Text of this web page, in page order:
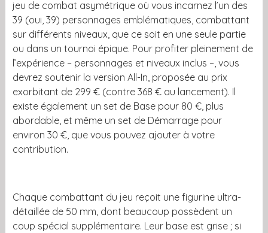
jeu de combat asymétrique où vous incarnez l’un des
39 (oui, 39) personnages emblématiques, combattant
sur différents niveaux, que ce soit en une seule partie
ou dans un tournoi épique. Pour profiter pleinement de
l’expérience – personnages et niveaux inclus –, vous
devrez soutenir la version All-In, proposée au prix
exorbitant de 299 € (contre 368 € au lancement). Il
existe également un set de Base pour 80 €, plus
abordable, et même un set de Démarrage pour
environ 30 €, que vous pouvez ajouter à votre
contribution.
Chaque combattant du jeu reçoit une figurine ultra-
détaillée de 50 mm, dont beaucoup possèdent un
coup spécial supplémentaire. Leur base est grise ; si